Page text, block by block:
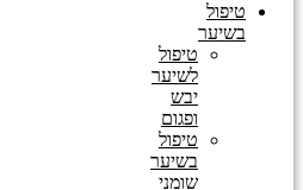
טיפול
בשיער
טיפול
לשיער
יבש
ופגום
טיפול
בשיער
שומני